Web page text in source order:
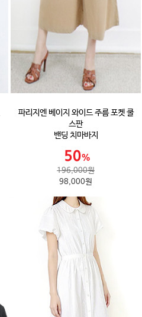
파리지엔 베이지 와이드 주름 포켓 쿨
스판
밴딩 치마바지
196,000원
98,000원